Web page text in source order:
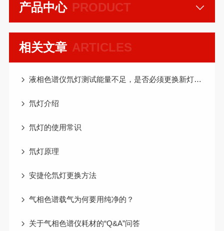
PRODUCT
产品中心
ARTICLES
相关文章
液相色谱仪氘灯测试能量不足，是否必须更换新灯呢？
氘灯介绍
氘灯的使用常识
氘灯原理
安捷伦氘灯更换方法
气相色谱载气为何要用纯净的？
关于气相色谱仪耗材的“Q&A”问答